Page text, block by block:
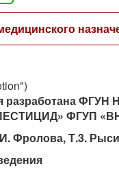
разработана ФГУН
ФГУП
Фролова, Т.3.